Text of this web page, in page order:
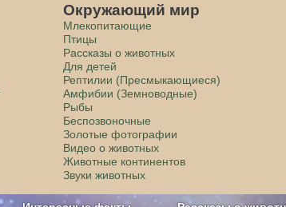
Окружающий мир
Млекопитающие
Птицы
Рассказы о животных
Для детей
Рептилии (Пресмыкающиеся)
Амфибии (Земноводные)
Рыбы
Беспозвоночные
Золотые фотографии
Видео о животных
Животные континентов
Звуки животных